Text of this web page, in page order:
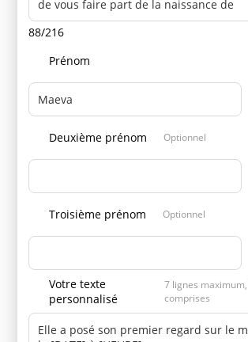
88/216
Prénom
Deuxième prénom Optionnel
Troisième prénom Optionnel
Votre texte
personnalisé
7 lignes
comprises